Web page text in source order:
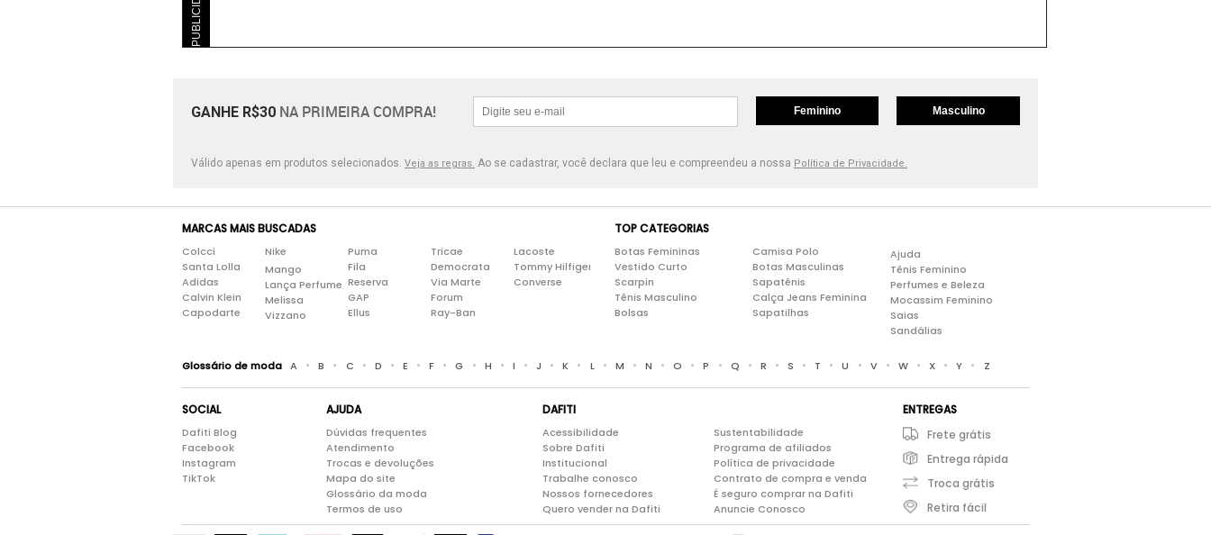
GANHE R$30 NA PRIMEIRA COMPRA! Feminino Masculino
Válido apenas em produtos selecionados. Veja as regras. Ao se cadastrar, você declara que leu e compreendeu a nossa Política de Privacidade.
MARCAS MAIS BUSCADAS
Colcci
Santa Lolla
Adidas
Calvin Klein
Capodarte
Nike
Mango
Lança Perfume
Melissa
Vizzano
Puma
Fila
Reserva
GAP
Ellus
Tricae
Democrata
Via Marte
Forum
Ray-Ban
Lacoste
Tommy Hilfiger
Converse
TOP CATEGORIAS
Botas Femininas
Vestido Curto
Scarpin
Tênis Masculino
Bolsas
Camisa Polo
Botas Masculinas
Sapatênis
Calça Jeans Feminina
Sapatilhas
Ajuda
Tênis Feminino
Perfumes e Beleza
Mocassim Feminino
Saias
Sandálias
Glossário de moda A • B • C • D • E • F • G • H • I • J • K • L • M • N • O • P • Q • R • S • T • U • V • W • X • Y • Z
SOCIAL
Dafiti Blog
Facebook
Instagram
TikTok
AJUDA
Dúvidas frequentes
Atendimento
Trocas e devoluções
Mapa do site
Glossário da moda
Termos de uso
DAFITI
Acessibilidade
Sobre Dafiti
Institucional
Trabalhe conosco
Nossos fornecedores
Quero vender na Dafiti
Sustentabilidade
Programa de afiliados
Política de privacidade
Contrato de compra e venda
É seguro comprar na Dafiti
Anuncie Conosco
ENTREGAS
Frete grátis
Entrega rápida
Troca grátis
Retira fácil